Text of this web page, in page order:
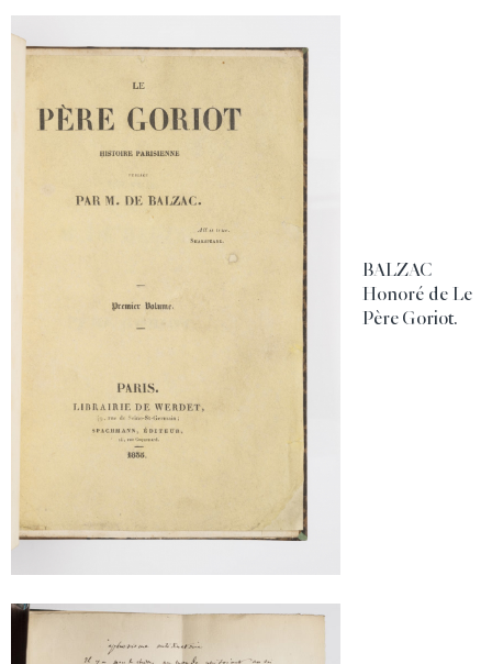
BALZAC
Honoré de Le
Père Goriot.